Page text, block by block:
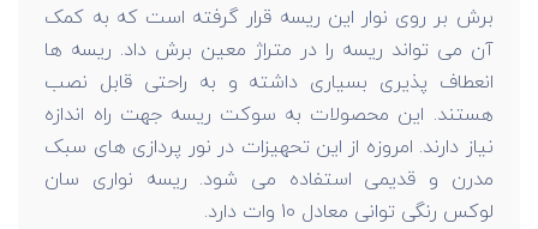
برش بر روی نوار این ریسه قرار گرفته است که به کمک
آن می تواند ریسه را در متراژ معین برش داد. ریسه ها
انعطاف پذیری بسیاری داشته و به راحتی قابل نصب
هستند. این محصولات به سوکت ریسه جهت راه اندازه
نیاز دارند. امروزه از این تحهیزات در نور پردازی های سبک
مدرن و قدیمی استفاده می شود. ریسه نواری سان
لوکس رنگی توانی معادل 10 وات دارد.